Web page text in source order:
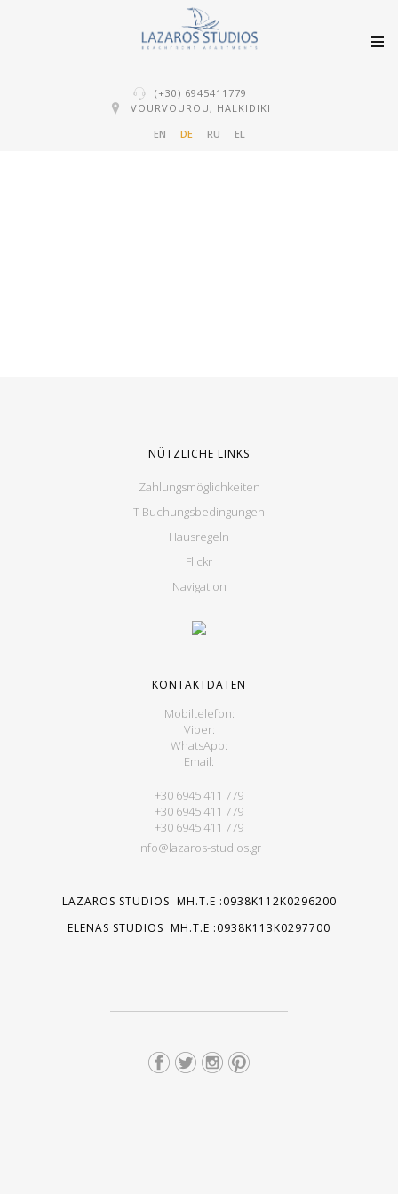
EN DE RU EL
(+30) 6945411779
VOURVOUROU, HALKIDIKI
NÜTZLICHE LINKS
Zahlungsmöglichkeiten
T Buchungsbedingungen
Hausregeln
Flickr
Navigation
KONTAKTDATEN
Mobiltelefon:
Viber:
WhatsApp:
Email:
+30 6945 411 779
+30 6945 411 779
+30 6945 411 779
info@lazaros-studios.gr
LAZAROS STUDIOS MH.T.E :0938K112K0296200
ELENAS STUDIOS MH.T.E :0938K113K0297700